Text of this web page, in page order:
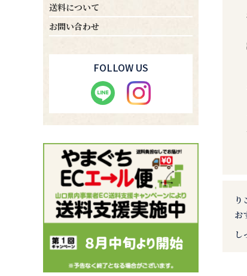
り
お
し
送料について
お問い合わせ
FOLLOW US